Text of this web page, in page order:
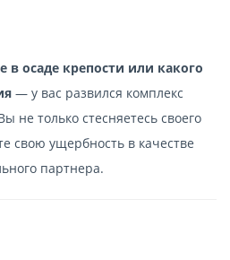
в осаде крепости или какого
— у вас развился комплекс
не только стесняетесь своего
свою ущербность в качестве
партнера.